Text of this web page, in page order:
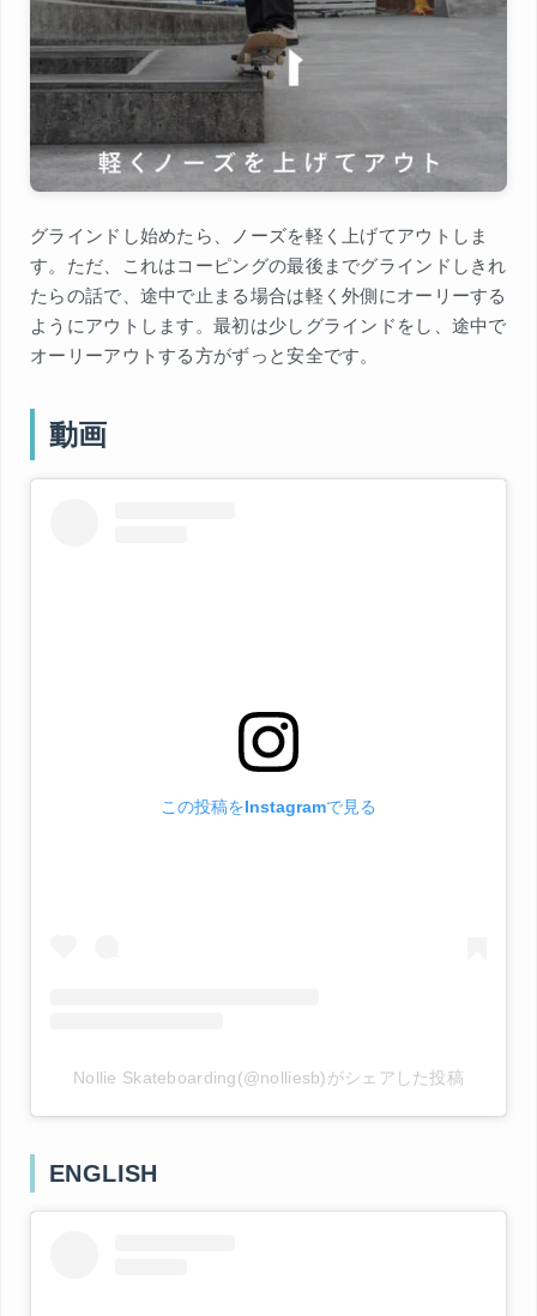
グラインドし始めたら、ノーズを軽く上げてアウトしま
す。ただ、これはコーピングの最後までグラインドしきれ
たらの話で、途中で止まる場合は軽く外側にオーリーする
ようにアウトします。最初は少しグラインドをし、途中で
オーリーアウトする方がずっと安全です。
動画
この投稿をInstagramで見る
Nollie Skateboarding(@nolliesb)がシェアした投稿
ENGLISH